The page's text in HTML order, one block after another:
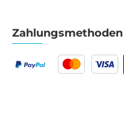
Zahlungsmethoden